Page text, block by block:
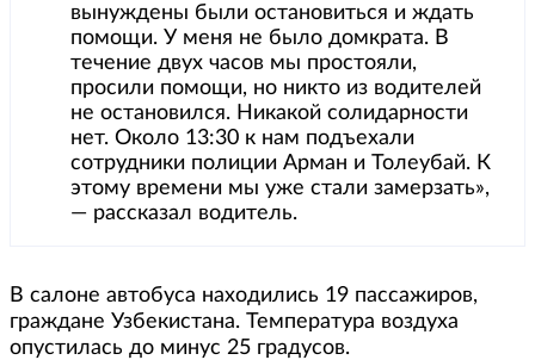
вынуждены были остановиться и ждать
помощи. У меня не было домкрата. В
течение двух часов мы простояли,
просили помощи, но никто из водителей
не остановился. Никакой солидарности
нет. Около 13:30 к нам подъехали
сотрудники полиции Арман и Толеубай. К
этому времени мы уже стали замерзать»,
— рассказал водитель.
В салоне автобуса находились 19 пассажиров,
граждане Узбекистана. Температура воздуха
опустилась до минус 25 градусов.